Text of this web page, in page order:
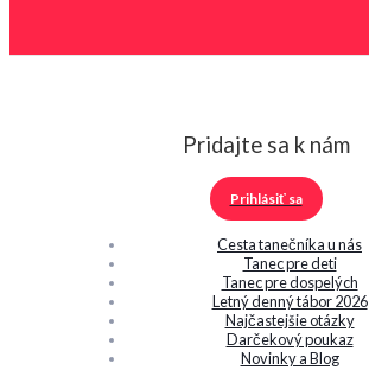
Pridajte sa k nám
Prihlásiť sa
Cesta tanečníka u nás
Tanec pre deti
Tanec pre dospelých
Letný denný tábor 2026
Najčastejšie otázky
Darčekový poukaz
Novinky a Blog